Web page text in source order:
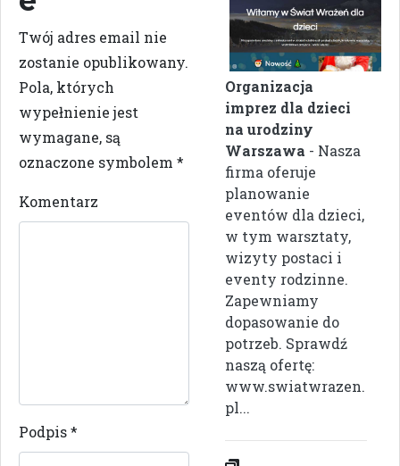
Twój adres email nie
zostanie opublikowany.
Pola, których
wypełnienie jest
wymagane, są
oznaczone symbolem *
Komentarz
Podpis*
Organizacja
imprez dla dzieci
na urodziny
Warszawa - Nasza
firma oferuje
planowanie
eventów dla dzieci,
w tym warsztaty,
wizyty postaci i
eventy rodzinne.
Zapewniamy
dopasowanie do
potrzeb. Sprawdź
naszą ofertę:
www.swiatwrazen.
pl...